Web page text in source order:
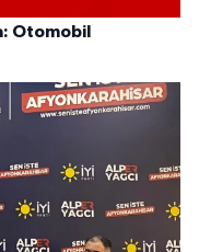
Otomobil